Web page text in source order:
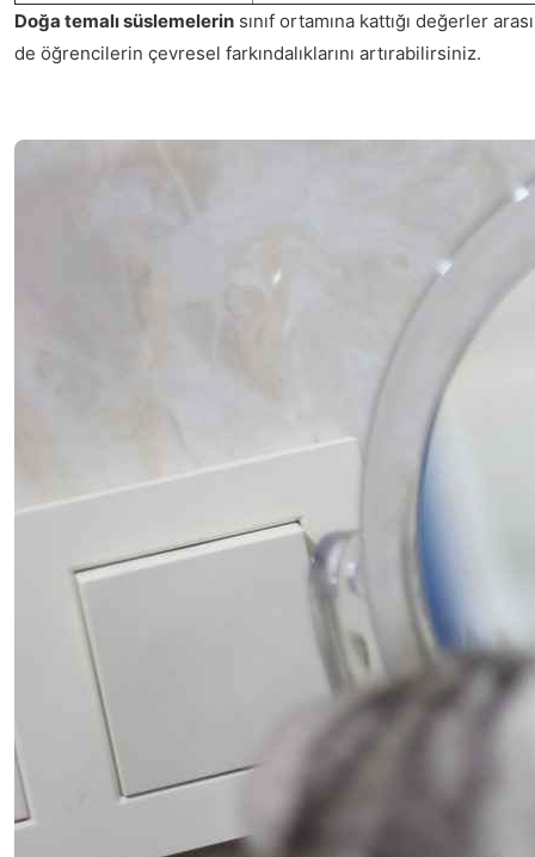
Doğa temalı süslemelerin sınıf ortamına kattığı değerler
de öğrencilerin çevresel farkındalıklarını artırabilirsiniz.